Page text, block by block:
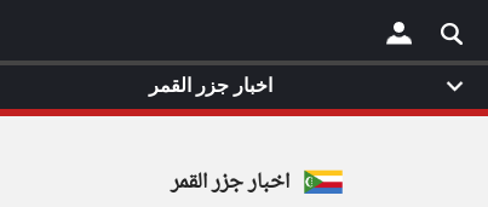
×
اخبار جزر القمر
اخبار جزر القمر